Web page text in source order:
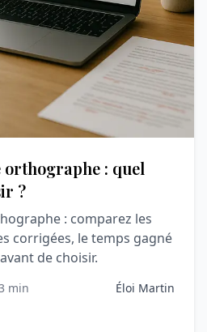
: quel
?
: comparez les
corrigées, le temps gagné
de choisir.
min Éloi Martin